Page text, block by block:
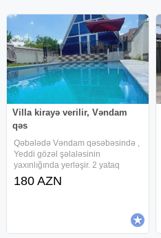
Villa kirayə verilir, Vəndam
qəs
Qəbələdə Vəndam qəsəbəsində ,
Yeddi gözəl şəlaləsinin
yaxınlığında yerləşir. 2 yataq
otagi, 1 salon, sanitar qovşaq,
Internet, Kondisioner, mətbəx
180 AZN